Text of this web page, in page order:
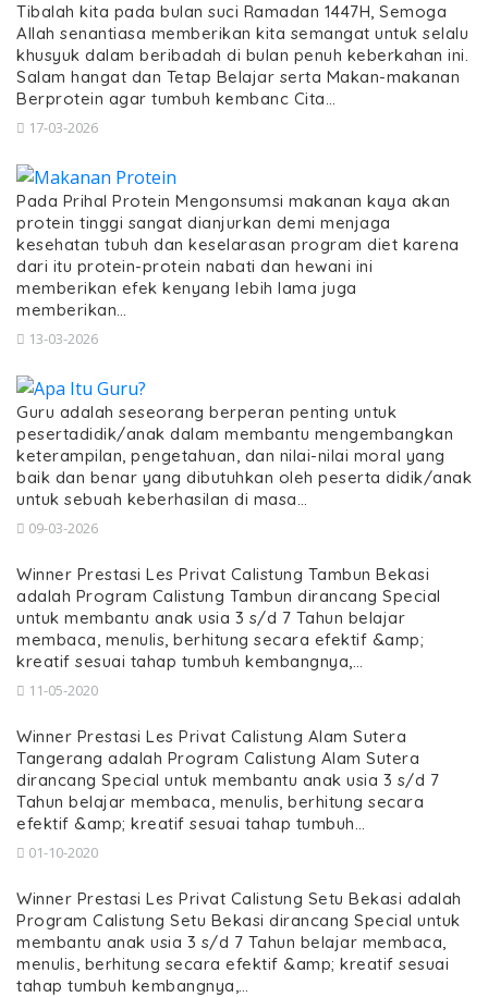
Tibalah kita pada bulan suci Ramadan 1447H, Semoga
Allah senantiasa memberikan kita semangat untuk selalu
khusyuk dalam beribadah di bulan penuh keberkahan ini.
Salam hangat dan Tetap Belajar serta Makan-makanan
Berprotein agar tumbuh kembanc Cita…
17-03-2026
Pada Prihal Protein Mengonsumsi makanan kaya akan
protein tinggi sangat dianjurkan demi menjaga
kesehatan tubuh dan keselarasan program diet karena
dari itu protein-protein nabati dan hewani ini
memberikan efek kenyang lebih lama juga
memberikan…
13-03-2026
Guru adalah seseorang berperan penting untuk
pesertadidik/anak dalam membantu mengembangkan
keterampilan, pengetahuan, dan nilai-nilai moral yang
baik dan benar yang dibutuhkan oleh peserta didik/anak
untuk sebuah keberhasilan di masa…
09-03-2026
Winner Prestasi Les Privat Calistung Tambun Bekasi
adalah Program Calistung Tambun dirancang Special
untuk membantu anak usia 3 s/d 7 Tahun belajar
membaca, menulis, berhitung secara efektif &amp;
kreatif sesuai tahap tumbuh kembangnya,…
11-05-2020
Winner Prestasi Les Privat Calistung Alam Sutera
Tangerang adalah Program Calistung Alam Sutera
dirancang Special untuk membantu anak usia 3 s/d 7
Tahun belajar membaca, menulis, berhitung secara
efektif &amp; kreatif sesuai tahap tumbuh…
01-10-2020
Winner Prestasi Les Privat Calistung Setu Bekasi adalah
Program Calistung Setu Bekasi dirancang Special untuk
membantu anak usia 3 s/d 7 Tahun belajar membaca,
menulis, berhitung secara efektif &amp; kreatif sesuai
tahap tumbuh kembangnya,…